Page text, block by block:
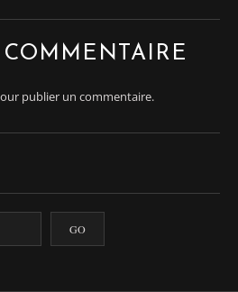
publier un commentaire.